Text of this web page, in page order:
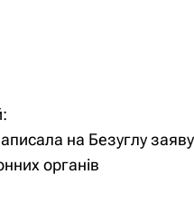
на Безуглу
органів